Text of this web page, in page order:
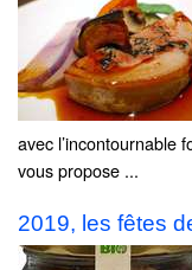
avec l’incontournable
vous propose ...
2019, les fêtes